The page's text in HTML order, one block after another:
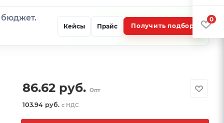
бюджет.
Кейсы Прайс Получить подбор
86.62 руб. Опт
103.94 руб.с НДС
0